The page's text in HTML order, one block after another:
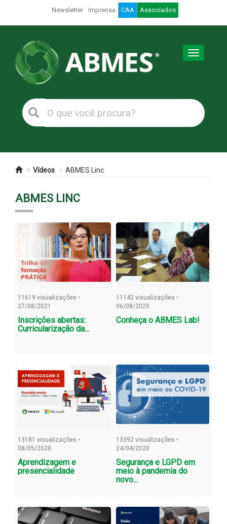
Newsletter Imprensa CAA Associados
Toggle
Vídeos ABMES Linc
ABMES LINC
11619 visualizações •
27/08/2021
Inscrições abertas:
Curricularização da...
11142 visualizações •
06/08/2020
Conheça o ABMES Lab!
13181 visualizações •
08/05/2020
Aprendizagem e
presencialidade
13392 visualizações •
24/04/2020
Segurança e LGPD em
meio à pandemia do
novo...